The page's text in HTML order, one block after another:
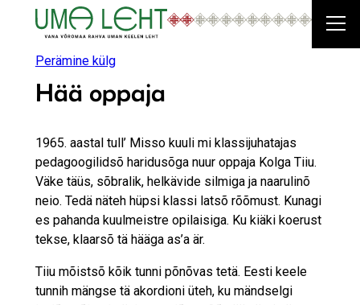
juurdePerämine külg
Hää oppaja
1965. aastal tull’ Misso kuuli mi klassijuhatajas
pedagoogilidsõ haridusõga nuur oppaja Kolga Tiiu.
Väke täüs, sõbralik, helkävide silmiga ja naarulinõ
neio. Tedä näteh hüpsi klassi latsõ rõõmust. Kunagi
es pahanda kuulmeistre opilaisiga. Ku kiäki koerust
tekse, klaarsõ tä hääga as’a är.
Tiiu mõistsõ kõik tunni põnõvas tetä. Eesti keele
tunnih mängse tä akordioni üteh, ku mändselgi